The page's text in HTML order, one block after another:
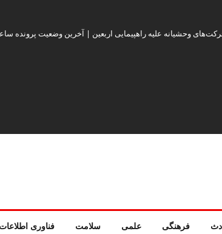
وحشیانه علیه راهپیمایی اربعین | آخرین وضعیت پرونده
فرهنگی علمی سلامت فناوری اطلاعات